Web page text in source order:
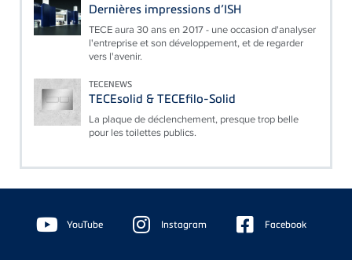
Dernières impressions d’ISH
TECE aura 30 ans en 2017 - une occasion d'analyser
l'entreprise et son développement, et de regarder
vers l'avenir.
TECENEWS
TECEsolid & TECEfilo-Solid
La plaque de déclenchement, presque trop belle
pour les toilettes publics.
Floating
Sidebar YouTube Instagram Facebook